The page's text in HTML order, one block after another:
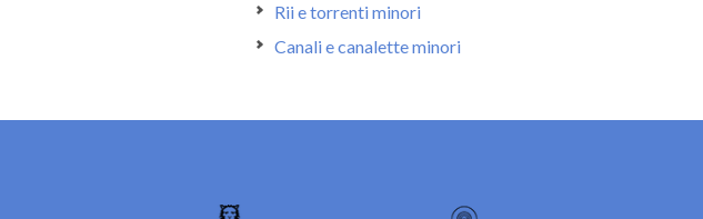
Rii e torrenti minori
Canali e canalette minori